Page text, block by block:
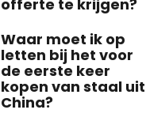
offerte te krijgen?
Waar moet ik op
letten bij het voor
de eerste keer
kopen van staal uit
China?